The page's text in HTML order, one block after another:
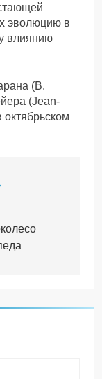
эволюцию в
влиянию
(B.
(Jean-